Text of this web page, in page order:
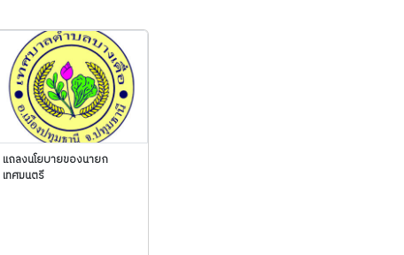
แถลงนโยบายของนายก
เทศมนตรี